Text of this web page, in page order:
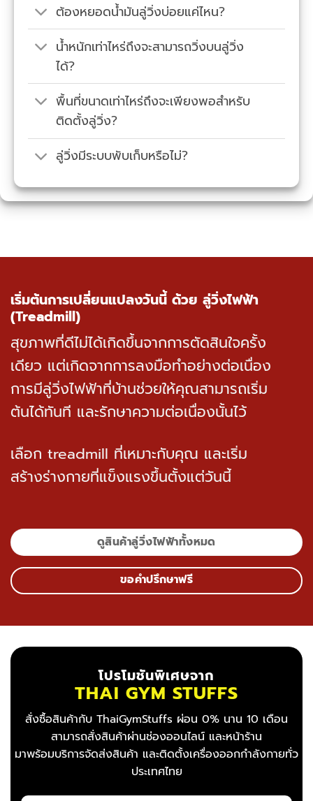
ต้องหยอดน้ำมันลู่วิ่งบ่อยแค่ไหน?
น้ำหนักเท่าไหร่ถึงจะสามารถวิ่งบนลู่วิ่ง
ได้?
พื้นที่ขนาดเท่าไหร่ถึงจะเพียงพอสำหรับ
ติดตั้งลู่วิ่ง?
ลู่วิ่งมีระบบพับเก็บหรือไม่?
เริ่มต้นการเปลี่ยนแปลงวันนี้ ด้วย ลู่วิ่งไฟฟ้า
(Treadmill)
สุขภาพที่ดีไม่ได้เกิดขึ้นจากการตัดสินใจครั้ง
เดียว แต่เกิดจากการลงมือทำอย่างต่อเนื่อง
การมีลู่วิ่งไฟฟ้าที่บ้านช่วยให้คุณสามารถเริ่ม
ต้นได้ทันที และรักษาความต่อเนื่องนั้นไว้
เลือก treadmill ที่เหมาะกับคุณ และเริ่ม
สร้างร่างกายที่แข็งแรงขึ้นตั้งแต่วันนี้
ดูสินค้าลู่วิ่งไฟฟ้าทั้งหมด
ขอคำปรึกษาฟรี
โปรโมชันพิเศษจาก
THAI GYM STUFFS
สั่งซื้อสินค้ากับ ThaiGymStuffs ผ่อน 0% นาน 10 เดือน
สามารถสั่งสินค้าผ่านช่องออนไลน์ และหน้าร้าน
มาพร้อมบริการจัดส่งสินค้า และติดตั้งเครื่องออกกำลังกายทั่ว
ประเทศไทย